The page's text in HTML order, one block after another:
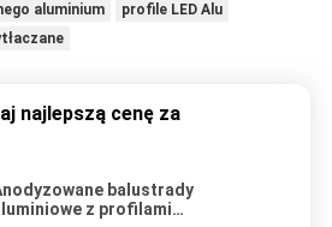
aluminium
profile LED Alu
najlepszą cenę za
balustrady
z profilami